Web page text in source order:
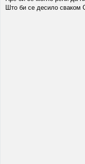
Што би се десило сваком